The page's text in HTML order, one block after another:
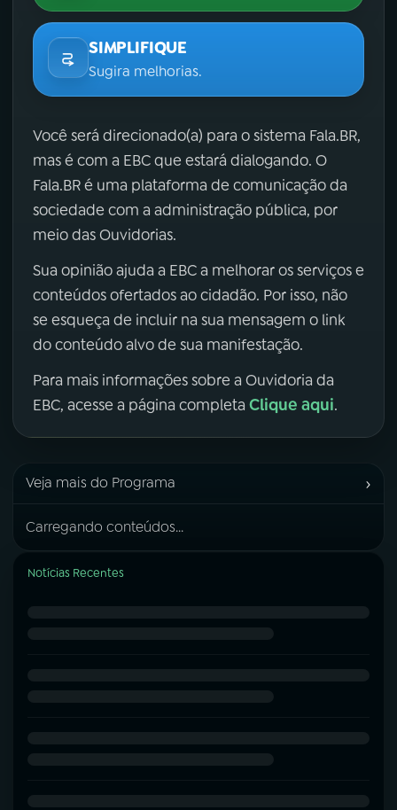
SIMPLIFIQUE
Sugira melhorias.
Você será direcionado(a) para o sistema Fala.BR,
mas é com a EBC que estará dialogando. O
Fala.BR é uma plataforma de comunicação da
sociedade com a administração pública, por
meio das Ouvidorias.
Sua opinião ajuda a EBC a melhorar os serviços e
conteúdos ofertados ao cidadão. Por isso, não
se esqueça de incluir na sua mensagem o link
do conteúdo alvo de sua manifestação.
Para mais informações sobre a Ouvidoria da
EBC, acesse a página completa Clique aqui.
Veja mais do Programa ›
Carregando conteúdos...
Notícias Recentes